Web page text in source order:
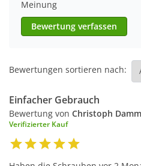
Meinung
Bewertung verfassen
Bewertungen sortieren nach:
Einfacher Gebrauch
Bewertung von Christoph Damm
Verifizierter Kauf